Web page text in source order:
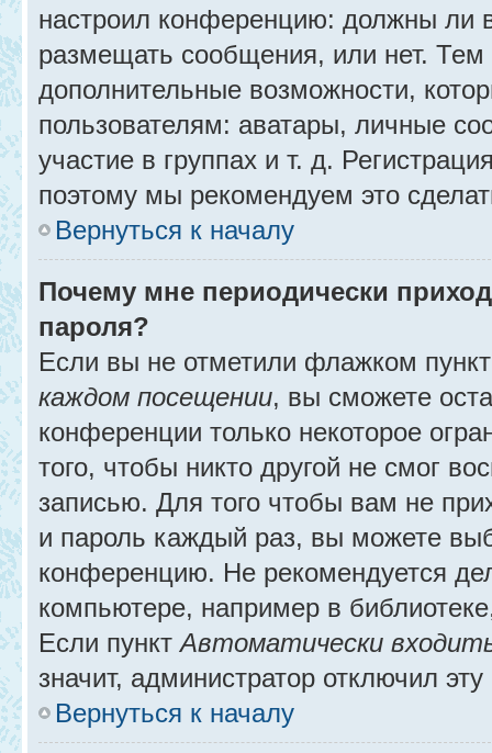
настроил конференцию: должны ли
размещать сообщения, или нет.
дополнительные возможности,
пользователям: аватары, личные
участие в группах и т. д.
поэтому мы рекомендуем это
Вернуться к началу
Почему мне периодически
пароля?
Если вы не отметили флажком
каждом посещении, вы сможете
конференции только некоторое
того, чтобы никто другой не смог
записью. Для того чтобы вам не
и пароль каждый раз, вы можете
конференцию. Не рекомендуется
компьютере, например в
Если пунктАвтоматически
значит, администратор отключил
Вернуться к началу